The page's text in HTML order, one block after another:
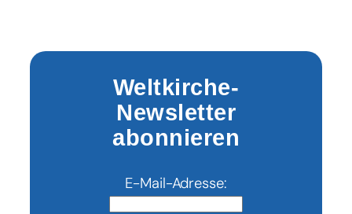
Weltkirche-
Newsletter
abonnieren
E-Mail-Adresse: